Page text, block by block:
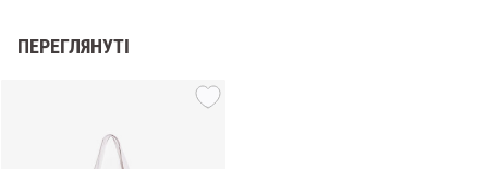
ПЕРЕГЛЯНУТІ